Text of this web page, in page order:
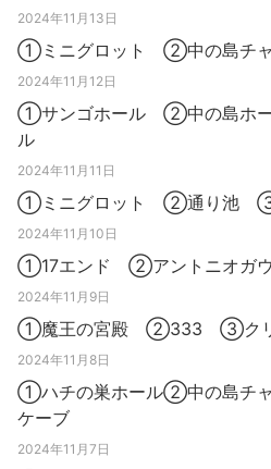
2024年11月13日
①ミニグロット ②中の島チ
2024年11月12日
①サンゴホール ②中の島ホ
ル
2024年11月11日
①ミニグロット ②通り池 ③
2024年11月10日
①17エンド ②アントニオガ
2024年11月9日
①魔王の宮殿 ②333 ③クリ
2024年11月8日
①ハチの巣ホール②中の島チ
ケーブ
2024年11月7日